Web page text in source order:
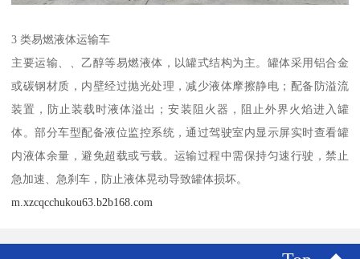
3 类易燃液体运输车​
主要运输、、乙醇等易燃液体，以罐式结构为主。罐体采用铝合金
或碳钢材质，内壁经过抛光处理，减少液体摩擦静电；配备防溢流
装置，防止装载时液体溢出；安装阻火器，阻止外界火焰进入罐
体。部分车型配备液位监控系统，通过驾驶室内显示屏实时查看罐
内液体余量，避免超载或亏载。运输过程中需保持匀速行驶，禁止
急加速、急刹车，防止液体晃动导致罐体损坏。​
m.xzcqcchukou63.b2b168.com